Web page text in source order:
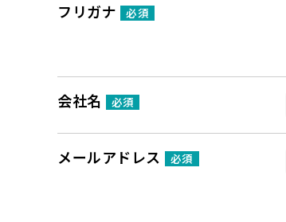
フリガナ 必須
会社名 必須
メールアドレス 必須